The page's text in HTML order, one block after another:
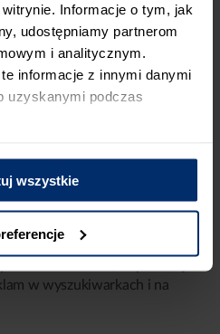
Informacje o tym, jak
udostępniamy partnerom
i analitycznym.
informacje z innymi danymi
uzyskanymi podczas
wszystkie
reklamy prasowe oraz
magazynach
prowadzone również
w wyszukiwarkach i na